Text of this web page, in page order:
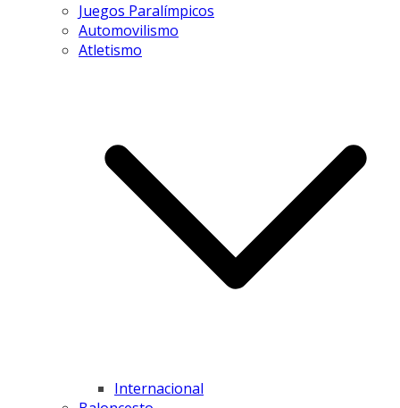
Juegos Paralímpicos
Automovilismo
Atletismo
Internacional